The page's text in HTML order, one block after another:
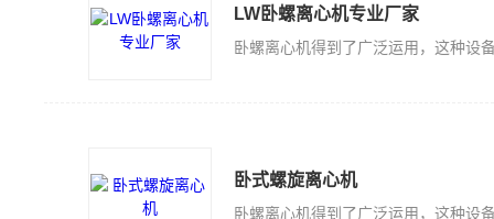
LW卧螺离心机专业厂家
卧式螺旋离心机